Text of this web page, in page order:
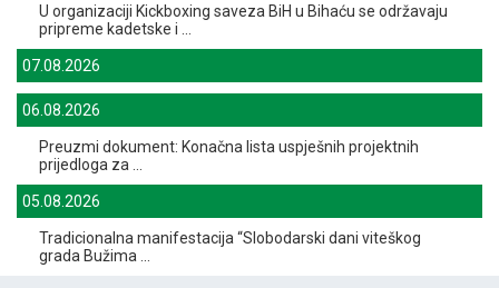
U organizaciji Kickboxing saveza BiH u Bihaću se održavaju
pripreme kadetske i ...
07.08.2026
06.08.2026
Preuzmi dokument: Konačna lista uspješnih projektnih
prijedloga za ...
05.08.2026
Tradicionalna manifestacija “Slobodarski dani viteškog
grada Bužima ...